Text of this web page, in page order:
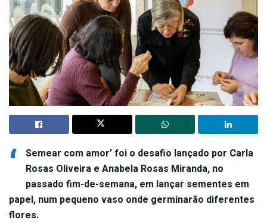
‘
Semear com amor’ foi o desafio lançado por Carla
Rosas Oliveira e Anabela Rosas Miranda, no
passado fim-de-semana, em lançar sementes em
papel, num pequeno vaso onde germinarão diferentes
flores.